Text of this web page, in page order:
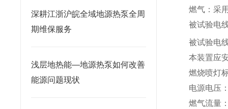
深耕江浙沪皖全域地源热泵全周
期维保服务
浅层地热能—地源热泵如何改善
能源问题现状
燃气：采
被试验电
被试验电
本装置应
燃烧喷灯
电源电压
燃气流量